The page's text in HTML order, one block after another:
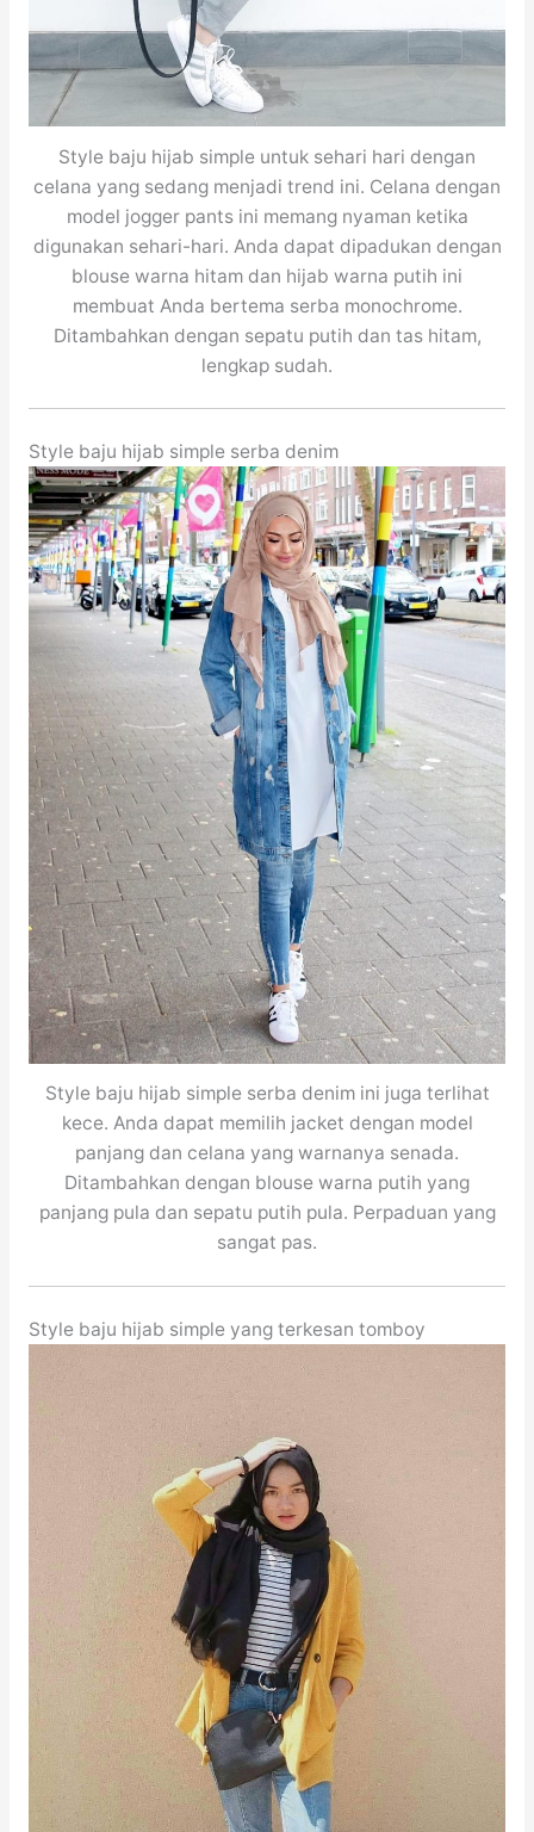
Style baju hijab simple untuk sehari hari dengan
celana yang sedang menjadi trend ini. Celana dengan
model jogger pants ini memang nyaman ketika
digunakan sehari-hari. Anda dapat dipadukan dengan
blouse warna hitam dan hijab warna putih ini
membuat Anda bertema serba monochrome.
Ditambahkan dengan sepatu putih dan tas hitam,
lengkap sudah.
Style baju hijab simple serba denim
Style baju hijab simple serba denim ini juga terlihat
kece. Anda dapat memilih jacket dengan model
panjang dan celana yang warnanya senada.
Ditambahkan dengan blouse warna putih yang
panjang pula dan sepatu putih pula. Perpaduan yang
sangat pas.
Style baju hijab simple yang terkesan tomboy